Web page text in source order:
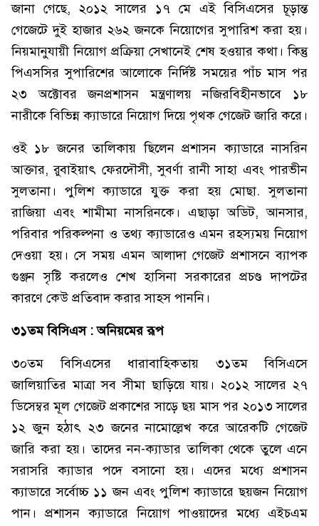
জানা গেছে, ২০১২ সালের ১৭ মে এই বিসিএসের চূড়ান্ত
গেজেটে দুই হাজার ২৬২ জনকে নিয়োগের সুপারিশ করা হয়।
নিয়মানুযায়ী নিয়োগ প্রক্রিয়া সেখানেই শেষ হওয়ার কথা। কিন্তু
পিএসসির সুপারিশের আলোকে নির্দিষ্ট সময়ের পাঁচ মাস পর
২৩ অক্টোবর জনপ্রশাসন মন্ত্রণালয় নজিরবিহীনভাবে ১৮
নারীকে বিভিন্ন ক্যাডারে নিয়োগ দিয়ে পৃথক গেজেট জারি করে।
ওই ১৮ জনের তালিকায় ছিলেন প্রশাসন ক্যাডারে নাসরিন
আক্তার, রুবাইয়াৎ ফেরদৌসী, সুবর্ণা রানী সাহা এবং পারভীন
সুলতানা। পুলিশ ক্যাডারে যুক্ত করা হয় মোছা. সুলতানা
রাজিয়া এবং শামীমা নাসরিনকে। এছাড়া অডিট, আনসার,
পরিবার পরিকল্পনা ও তথ্য ক্যাডারেও এমন রহস্যময় নিয়োগ
দেওয়া হয়। সে সময় এমন আলাদা গেজেট প্রশাসনে ব্যাপক
গুঞ্জন সৃষ্টি করলেও শেখ হাসিনা সরকারের প্রচণ্ড দাপটের
কারণে কেউ প্রতিবাদ করার সাহস পাননি।
৩১তম বিসিএস : অনিয়মের রূপ
৩০তম বিসিএসের ধারাবাহিকতায় ৩১তম বিসিএসে
জালিয়াতির মাত্রা সব সীমা ছাড়িয়ে যায়। ২০১২ সালের ২৭
ডিসেম্বর মূল গেজেট প্রকাশের সাড়ে ছয় মাস পর ২০১৩ সালের
১২ জুন হঠাৎ ২৩ জনের নামোল্লেখ করে আরেকটি গেজেট
জারি করা হয়। তাদের নন-ক্যাডার তালিকা থেকে তুলে এনে
সরাসরি ক্যাডার পদে বসানো হয়। এদের মধ্যে প্রশাসন
ক্যাডারে সর্বোচ্চ ১১ জন এবং পুলিশ ক্যাডারে ছয়জন নিয়োগ
পান। প্রশাসন ক্যাডারে নিয়োগ পাওয়াদের মধ্যে এইচএম